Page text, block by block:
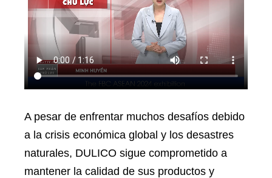
A pesar de enfrentar muchos desafíos debido
a la crisis económica global y los desastres
naturales, DULICO sigue comprometido a
mantener la calidad de sus productos y